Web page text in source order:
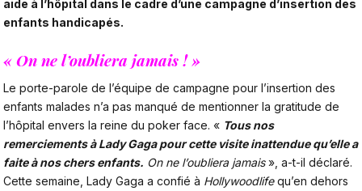
aide à l’hôpital dans le cadre d’une campagne d’insertion des
enfants handicapés.
« On ne l’oubliera jamais ! »
Le porte-parole de l’équipe de campagne pour l’insertion des
enfants malades n’a pas manqué de mentionner la gratitude de
l’hôpital envers la reine du poker face. « Tous nos
remerciements à Lady Gaga pour cette visite inattendue qu’elle a
faite à nos chers enfants. On ne l’oubliera jamais», a-t-il déclaré.
Cette semaine, Lady Gaga a confié à Hollywoodlifequ’en dehors